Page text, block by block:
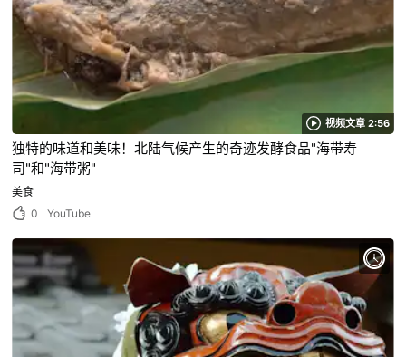
视频文章 2:56
独特的味道和美味！北陆气候产生的奇迹发酵食品"海带寿
司"和"海带粥"
美食
0
YouTube